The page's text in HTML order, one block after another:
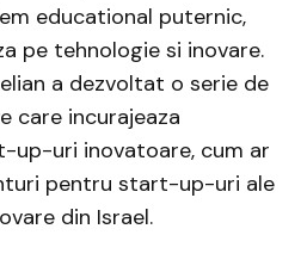
educational puternic,
pe tehnologie si inovare.
a dezvoltat o serie de
care incurajeaza
up-uri inovatoare, cum ar
pentru start-up-uri ale
din Israel.